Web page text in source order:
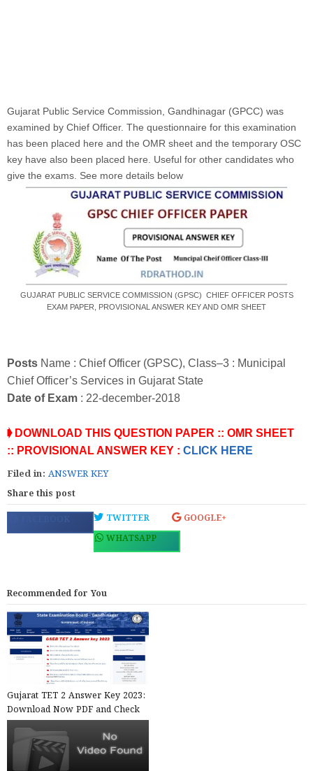
Gujarat Public Service Commission, Gandhinagar (GPCC) was
examined by Chief Officer. The questionnaire for this examination
has been placed here and the OMR sheet and the temporary OSC
key have also been placed here. Useful for other candidates who
give the exams. See more details below
GUJARAT PUBLIC SERVICE COMMISSION (GPSC) CHIEF OFFICER POSTS
EXAM PAPER, PROVISIONAL ANSWER KEY AND OMR SHEET
Posts Name : Chief Officer (GPSC), Class–3 : Municipal
Chief Officer’s Services in Gujarat State
Date of Exam : 22-december-2018
➧ DOWNLOAD THIS QUESTION PAPER :: OMR SHEET
:: PROVISIONAL ANSWER KEY : CLICK HERE
Filed in: ANSWER KEY
Share this post
FACEBOOK TWITTER
GOOGLE+
WHATSAPP
Recommended for You
Gujarat TET 2 Answer Key 2023:
Download Now PDF and Check
Your Answers